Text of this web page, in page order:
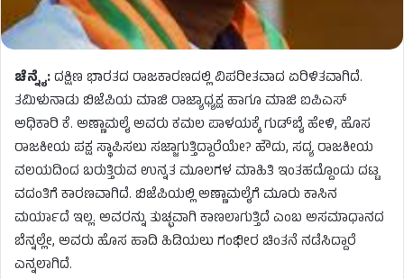
ಚೆನ್ನೈ:ದಕ್ಷಿಣ ಭಾರತದ ರಾಜಕಾರಣದಲ್ಲಿ ವಿಪರೀತವಾದ ಏರಿಳಿತವಾಗಿದೆ.
ತಮಿಳುನಾಡು ಬಿಜೆಪಿಯ ಮಾಜಿ ರಾಜ್ಯಾಧ್ಯಕ್ಷ ಹಾಗೂ ಮಾಜಿ ಐಪಿಎಸ್
ಅಧಿಕಾರಿ ಕೆ. ಅಣ್ಣಾಮಲೈ ಅವರು ಕಮಲ ಪಾಳಯಕ್ಕೆ ಗುಡ್‌ಬೈ ಹೇಳಿ, ಹೊಸ
ರಾಜಕೀಯ ಪಕ್ಷ ಸ್ಥಾಪಿಸಲು ಸಜ್ಜಾಗುತ್ತಿದ್ದಾರೆಯೇ? ಹೌದು, ಸದ್ಯ ರಾಜಕೀಯ
ವಲಯದಿಂದ ಬರುತ್ತಿರುವ ಉನ್ನತ ಮೂಲಗಳ ಮಾಹಿತಿ ಇಂತಹದ್ದೊಂದು ದಟ್ಟ
ವದಂತಿಗೆ ಕಾರಣವಾಗಿದೆ. ಬಿಜೆಪಿಯಲ್ಲಿ ಅಣ್ಣಾಮಲೈಗೆ ಮೂರು ಕಾಸಿನ
ಮರ್ಯಾದೆ ಇಲ್ಲ. ಅವರನ್ನು ತುಚ್ಛವಾಗಿ ಕಾಣಲಾಗುತ್ತಿದೆ ಎಂಬ ಅಸಮಾಧಾನದ
ಬೆನ್ನಲ್ಲೇ, ಅವರು ಹೊಸ ಹಾದಿ ಹಿಡಿಯಲು ಗಂಭೀರ ಚಿಂತನೆ ನಡೆಸಿದ್ದಾರೆ
ಎನ್ನಲಾಗಿದೆ.